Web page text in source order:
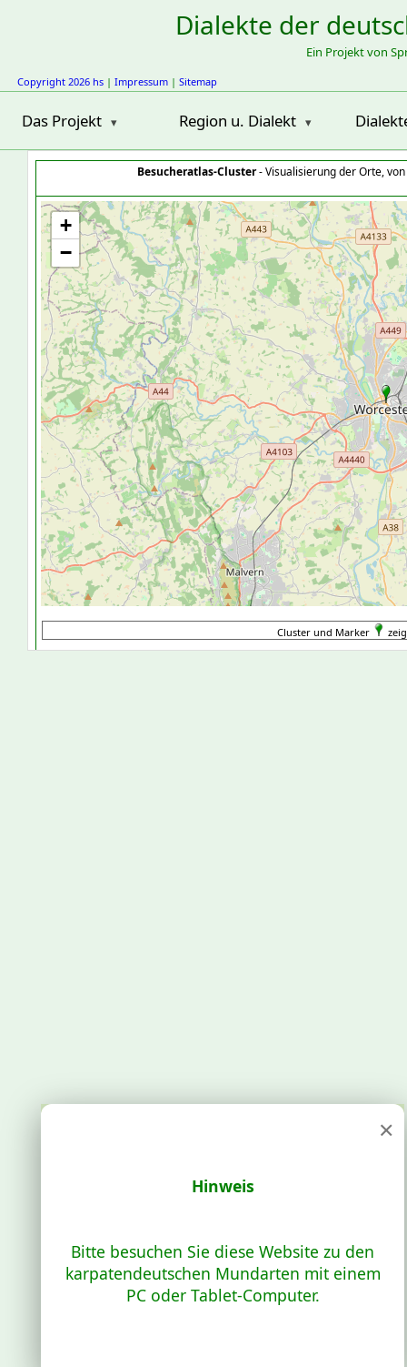
Dialekte der
Ein Projekt von
Copyright 2026 hs | Impressum | Sitemap
Das Projekt Region u. Dialekt
Besucheratlas-Cluster- Visualisierung der Orte,
+
−
Cluster und Marker
×
Hinweis
Bitte besuchen Sie diese Website zu den
karpatendeutschen Mundarten mit einem
PC oder Tablet-Computer.